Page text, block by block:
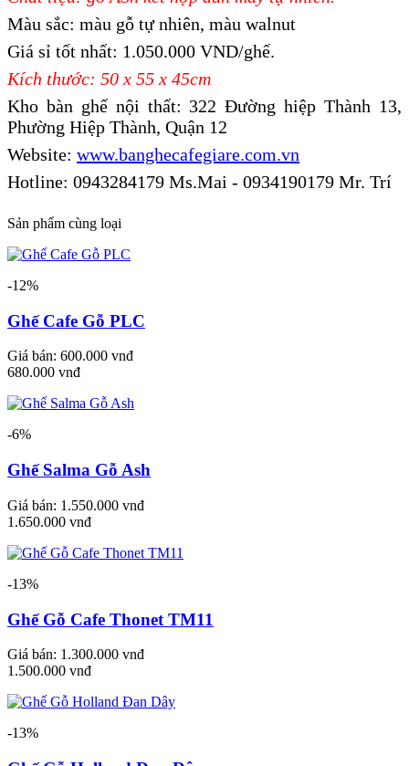
Màu sắc: màu gỗ tự nhiên, màu walnut
Giá sỉ tốt nhất: 1.050.000 VND/ghế.
Kích thước: 50 x 55 x 45cm
Kho bàn ghế nội thất: 322 Đường hiệp Thành 13,
Phường Hiệp Thành, Quận 12
Website: www.banghecafegiare.com.vn
Hotline: 0943284179 Ms.Mai - 0934190179 Mr. Trí
Sản phẩm cùng loại
-12%
Ghế Cafe Gỗ PLC
Giá bán: 600.000 vnđ
680.000 vnđ
-6%
Ghế Salma Gỗ Ash
Giá bán: 1.550.000 vnđ
1.650.000 vnđ
-13%
Ghế Gỗ Cafe Thonet TM11
Giá bán: 1.300.000 vnđ
1.500.000 vnđ
-13%